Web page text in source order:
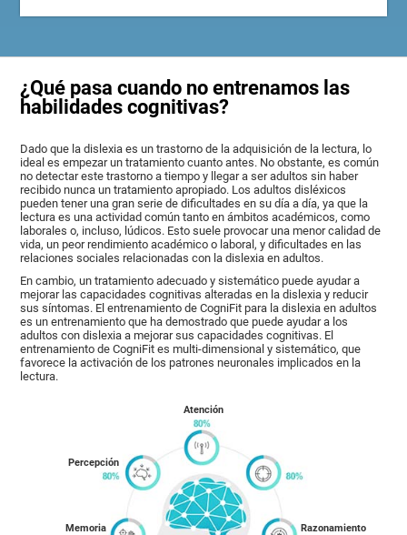
¿Qué pasa cuando no entrenamos las
habilidades cognitivas?
Dado que la dislexia es un trastorno de la adquisición de la lectura, lo
ideal es empezar un tratamiento cuanto antes. No obstante, es común
no detectar este trastorno a tiempo y llegar a ser adultos sin haber
recibido nunca un tratamiento apropiado. Los adultos disléxicos
pueden tener una gran serie de dificultades en su día a día, ya que la
lectura es una actividad común tanto en ámbitos académicos, como
laborales o, incluso, lúdicos. Esto suele provocar una menor calidad de
vida, un peor rendimiento académico o laboral, y dificultades en las
relaciones sociales relacionadas con la dislexia en adultos.
En cambio, un tratamiento adecuado y sistemático puede ayudar a
mejorar las capacidades cognitivas alteradas en la dislexia y reducir
sus síntomas. El entrenamiento de CogniFit para la dislexia en adultos
es un entrenamiento que ha demostrado que puede ayudar a los
adultos con dislexia a mejorar sus capacidades cognitivas. El
entrenamiento de CogniFit es multi-dimensional y sistemático, que
favorece la activación de los patrones neuronales implicados en la
lectura.
Memoria
Percepción
Atención
Razonamiento